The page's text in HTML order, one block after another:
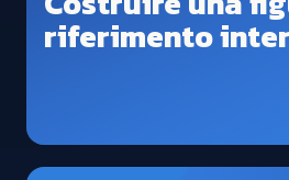
riferimento